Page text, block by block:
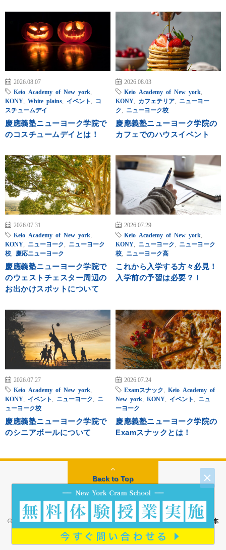
×
2026.08.07
Keio Academy of New york
KONY
White plains イベント
コ
スチュームデイ
慶應義塾ニューヨーク学院で
のコスチュームデイとは！
2026.08.03
Keio Academy of New york
KONY
カフェテリア
ニューヨー
ク
ニューヨーク校
慶應義塾ニューヨーク学院の
カフェでのハウスイベント
2026.07.31
Keio Academy of New york
KONY
ニューヨーク
ニューヨーク
校
慶応ニューヨーク
慶應義塾ニューヨーク学院で
のウェストチェスター周辺の
お出かけスポットについて
2026.07.29
Keio Academy of New york
KONY
ニューヨーク
ニューヨーク
校
ニューヨーク高
これから入学する方々必見！
入学前の予習は必要？！
2026.07.27
Keio Academy of New york
KONY
イベント ニューヨーク
ニ
ューヨーク校
慶應義塾ニューヨーク学院で
のシニアボールについて
2026.07.24
Examスナック
Keio Academy of
New york
KONY イベント
ニュ
ーヨーク
慶應義塾ニューヨーク学院の
Examスナックとは！
Back to Top
© Copyright 2026ニューヨーク予備校 | 慶應ニューヨーク学院対策専門本
校.